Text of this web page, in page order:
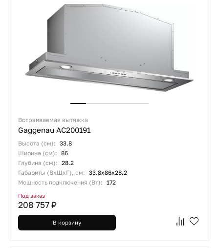
Встраиваемая вытяжка
Gaggenau AC200191
Высота (см): 33.8
Ширина (см): 86
Глубина (см): 28.2
Габариты (ВхШхГ), см: 33.8х86х28.2
Мощность подключения (Вт): 172
Под заказ
208 757 ₽
В корзину